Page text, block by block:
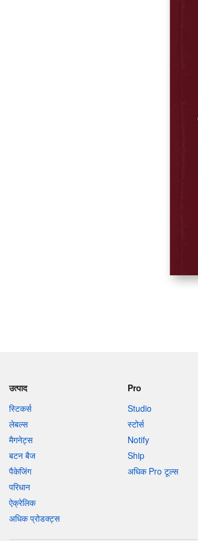
उत्पाद
स्टिकर्स
लेबल्स
मैगनेट्स
बटन बैज
पैकेजिंग
परिधान
ऐक्रेलिक
अधिक प्रोडक्ट्स
Pro
Studio
स्टोर्स
Notify
Ship
अधिक Pro टूल्स